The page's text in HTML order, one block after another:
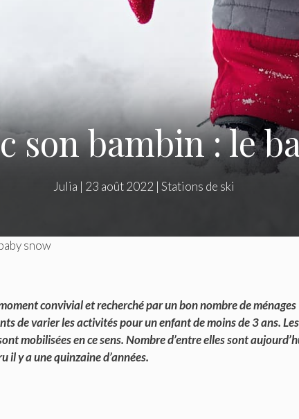
son bambin : le
Julia | 23 août 2022 | Stations de ski
snow
convivial et recherché par un bon nombre de ménages
de varier les activités pour un enfant de moins de 3 ans. Les
mobilisées en ce sens. Nombre d’entre elles sont
il y a une quinzaine d’années.